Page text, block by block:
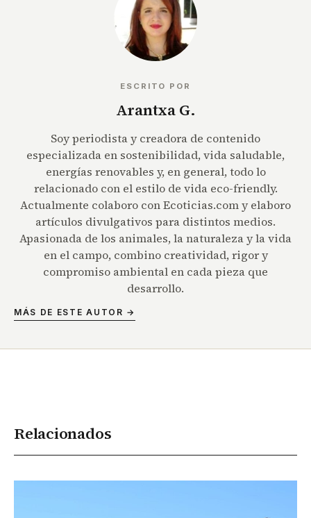
ESCRITO POR
Arantxa G.
Soy periodista y creadora de contenido
especializada en sostenibilidad, vida saludable,
energías renovables y, en general, todo lo
relacionado con el estilo de vida eco-friendly.
Actualmente colaboro con Ecoticias.com y elaboro
artículos divulgativos para distintos medios.
Apasionada de los animales, la naturaleza y la vida
en el campo, combino creatividad, rigor y
compromiso ambiental en cada pieza que
desarrollo.
MÁS DE ESTE AUTOR →
Relacionados